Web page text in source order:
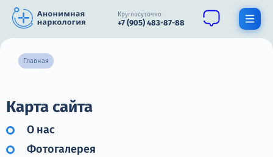
Круглосуточно
+7 (905) 483-87-88
Наркомания
Алкоголизм
Главная
Карта сайта
О нас
Фотогалерея